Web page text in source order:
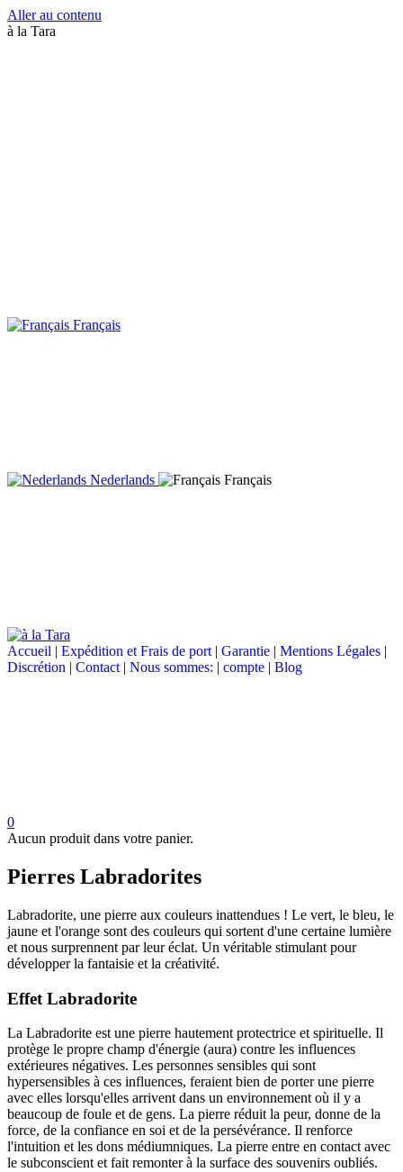
Aller au contenu
à la Tara
Français
Nederlands Français
Accueil | Expédition et Frais de port | Garantie | Mentions Légales |
Discrétion | Contact | Nous sommes: | compte | Blog
0
Aucun produit dans votre panier.
Pierres Labradorites
Labradorite, une pierre aux couleurs inattendues ! Le vert, le bleu, le
jaune et l'orange sont des couleurs qui sortent d'une certaine lumière
et nous surprennent par leur éclat. Un véritable stimulant pour
développer la fantaisie et la créativité.
Effet Labradorite
La Labradorite est une pierre hautement protectrice et spirituelle. Il
protège le propre champ d'énergie (aura) contre les influences
extérieures négatives. Les personnes sensibles qui sont
hypersensibles à ces influences, feraient bien de porter une pierre
avec elles lorsqu'elles arrivent dans un environnement où il y a
beaucoup de foule et de gens. La pierre réduit la peur, donne de la
force, de la confiance en soi et de la persévérance. Il renforce
l'intuition et les dons médiumniques. La pierre entre en contact avec
le subconscient et fait remonter à la surface des souvenirs oubliés.